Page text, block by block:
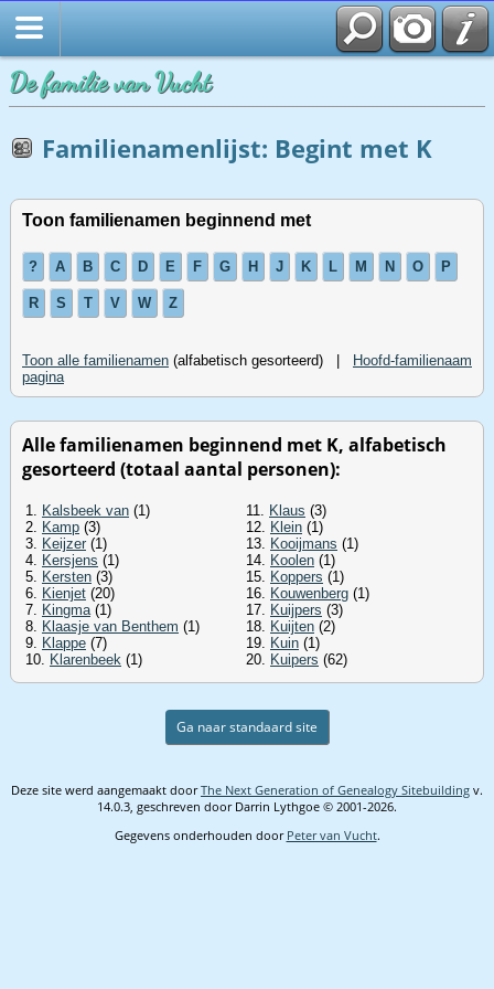
Startpagina
De familie van Vucht
Familienamenlijst: Begint met K
Toon familienamen beginnend met
? A B C D E F G H J K L M N O P
R S T V W Z
Toon alle familienamen (alfabetisch gesorteerd) |
Hoofd-familienaam
pagina
Alle familienamen beginnend met K, alfabetisch
gesorteerd (totaal aantal personen):
1. Kalsbeek van (1)
2. Kamp (3)
3. Keijzer (1)
4. Kersjens (1)
5. Kersten (3)
6. Kienjet (20)
7. Kingma(1)
8. Klaasje van Benthem (1)
9. Klappe (7)
10. Klarenbeek (1)
11. Klaus (3)
12. Klein (1)
13. Kooijmans (1)
14. Koolen (1)
15. Koppers (1)
16. Kouwenberg (1)
17. Kuijpers (3)
18. Kuijten (2)
19. Kuin (1)
20. Kuipers (62)
Ga naar standaard site
Deze site werd aangemaakt doorThe Next Generation of Genealogy Sitebuilding v.
14.0.3, geschreven door Darrin Lythgoe © 2001-2026.
Gegevens onderhouden door Peter van Vucht.